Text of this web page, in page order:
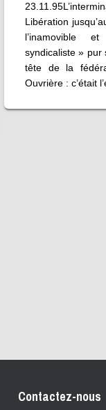
Libération
l’inamovible
syndicaliste » pur
tête de la
Ouvrière : c’était
Contactez-nous